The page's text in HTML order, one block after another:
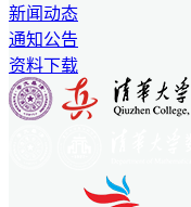
新闻动态
通知公告
资料下载